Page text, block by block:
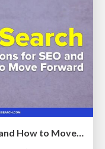
AI Search: Implications for SEO and How to Move Forward - #ShenzhenSEOConference